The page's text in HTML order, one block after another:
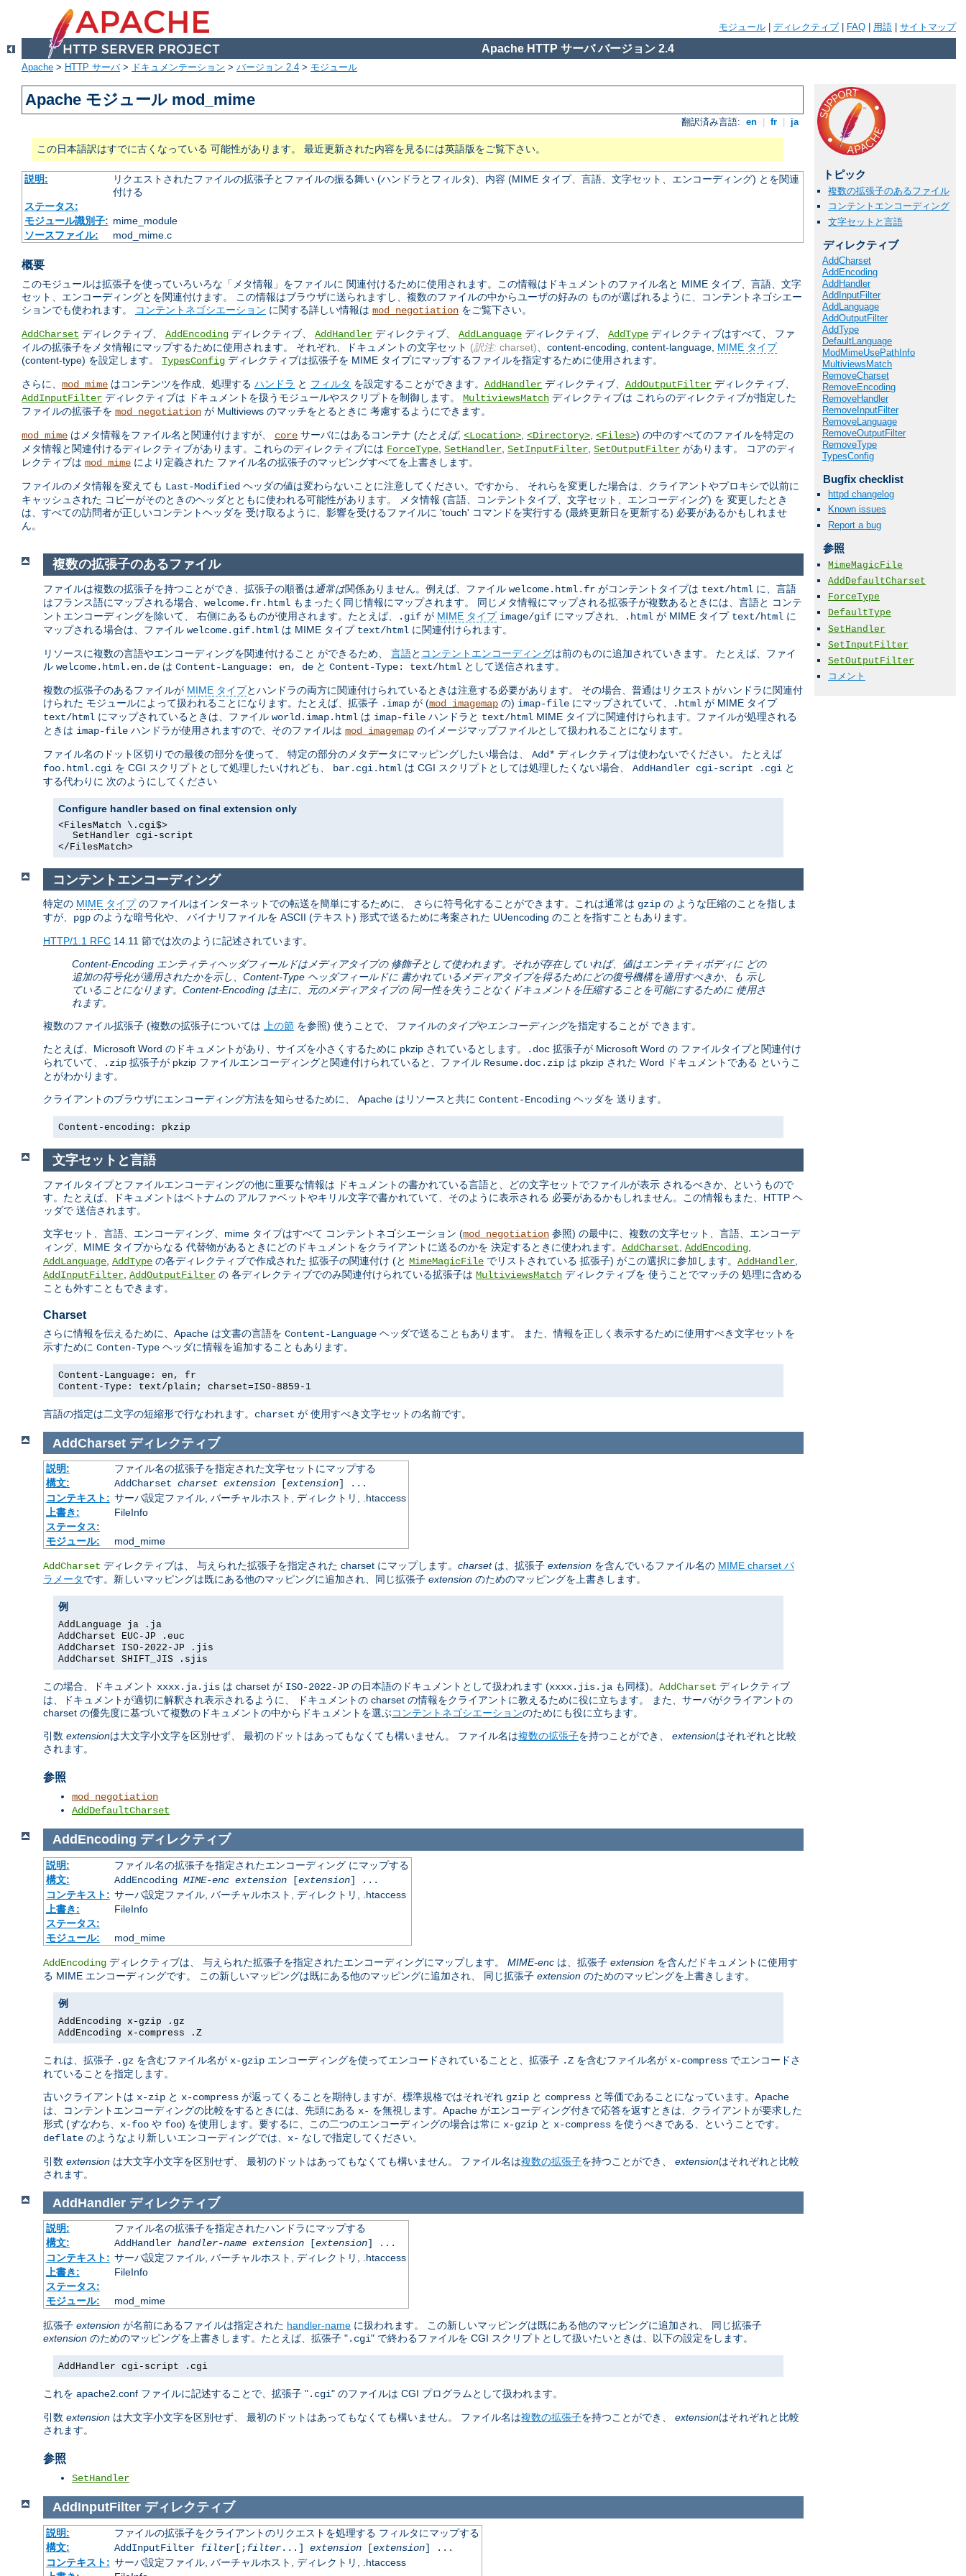
モジュール ディレクティブ FAQ 用語 サイトマップ
Apache HTTP サーバ バージョン 2.4
Apache > HTTP サーバ> ドキュメンテーション > バージョン 2.4 > モジュール
Apache モジュール mod_mime
翻訳済み言語: en fr ja
この日本語訳はすでに古くなっている 可能性があります。 最近更新された内容を見るには英語版をご覧下さい。
説明:
リクエストされたファイルの拡張子とファイルの振る舞い (ハンドラとフィルタ)、内容 (MIME タイプ、言語、文字セット、エンコーディング) とを関連
付ける
ステータス:
モジュール識別子: mime_module
ソースファイル:
mod_mime.c
概要
このモジュールは拡張子を使っていろいろな「メタ情報」をファイルに 関連付けるために使用されます。この情報はドキュメントのファイル名と MIME タイプ、言語、文字
セット、エンコーディングとを関連付けます。 この情報はブラウザに送られますし、複数のファイルの中からユーザの好みの ものが選ばれるように、コンテントネゴシエー
ションでも使われます。
コンテントネゴシエーション に関する詳しい情報は mod_negotiation をご覧下さい。
AddCharset ディレクティブ、 AddEncoding ディレクティブ、 AddHandler ディレクティブ、 AddLanguage ディレクティブ、 AddType ディレクティブはすべて、 ファ
イルの拡張子をメタ情報にマップするために使用されます。 それぞれ、ドキュメントの文字セット (訳注: charset)、content-encoding, content-language, MIME タイプ
(content-type) を設定します。 TypesConfig ディレクティブは拡張子を MIME タイプにマップするファイルを指定するために使用されます。
さらに、 mod_mime はコンテンツを作成、処理する ハンドラ と フィルタ を設定することができます。 AddHandler ディレクティブ、 AddOutputFilter ディレクティブ、
AddInputFilter ディレクティブは ドキュメントを扱うモジュールやスクリプトを制御します。 MultiviewsMatch ディレクティブは これらのディレクティブが指定した
ファイルの拡張子を mod_negotiation が Multiviews のマッチをとるときに 考慮するようにできます。
mod_mime はメタ情報をファイル名と関連付けますが、 core サーバにはあるコンテナ (たとえば, <Location>, <Directory>, <Files>) の中のすべてのファイルを特定の
メタ情報と関連付けるディレクティブがあります。これらのディレクティブには ForceType, SetHandler, SetInputFilter, SetOutputFilter があります。 コアのディ
レクティブは mod_mime により定義された ファイル名の拡張子のマッピングすべてを上書きします。
ファイルのメタ情報を変えても Last-Modified ヘッダの値は変わらないことに注意してください。ですから、 それらを変更した場合は、クライアントやプロキシで以前に
キャッシュされた コピーがそのときのヘッダとともに使われる可能性があります。 メタ情報 (言語、コンテントタイプ、文字セット、エンコーディング) を 変更したとき
は、すべての訪問者が正しいコンテントヘッダを 受け取るように、影響を受けるファイルに 'touch' コマンドを実行する (最終更新日を更新する) 必要があるかもしれませ
ん。
トピック
複数の拡張子のあるファイル
コンテントエンコーディング
文字セットと言語
ディレクティブ
AddCharset
AddEncoding
AddHandler
AddInputFilter
AddLanguage
AddOutputFilter
AddType
DefaultLanguage
ModMimeUsePathInfo
MultiviewsMatch
RemoveCharset
RemoveEncoding
RemoveHandler
RemoveInputFilter
RemoveLanguage
RemoveOutputFilter
RemoveType
TypesConfig
Bugfix checklist
httpd changelog
Known issues
Report a bug
参照
MimeMagicFile
AddDefaultCharset
ForceType
DefaultType
SetHandler
SetInputFilter
SetOutputFilter
コメント
複数の拡張子のあるファイル
ファイルは複数の拡張子を持つことができ、拡張子の順番は通常は関係ありません。例えば、ファイル welcome.html.fr がコンテントタイプは text/html に、言語
はフランス語にマップされる場合、 welcome.fr.html もまったく同じ情報にマップされます。 同じメタ情報にマップされる拡張子が複数あるときには、言語と コンテ
ントエンコーディングを除いて、 右側にあるものが使用されます。たとえば、
.gif が MIME タイプ image/gif にマップされ、 .html が MIME タイプ text/html に
マップされる場合は、ファイル welcome.gif.html は MIME タイプ text/html に関連付けられます。
リソースに複数の言語やエンコーディングを関連付けること ができるため、 言語と コンテントエンコーディングは前のものに追加されていきます。 たとえば、ファイ
ル welcome.html.en.de は Content-Language: en, de と Content-Type: text/html として送信されます。
複数の拡張子のあるファイルが MIME タイプとハンドラの両方に関連付けられているときは注意する必要があります。 その場合、普通はリクエストがハンドラに関連付
けられた モジュールによって扱われることになります。たとえば、拡張子 .imap が (mod_imagemap の) imap-file にマップされていて、 .html が MIME タイプ
text/html にマップされているときは、ファイル world.imap.html は imap-file ハンドラと text/html MIME タイプに関連付けられます。ファイルが処理される
ときは imap-file ハンドラが使用されますので、そのファイルは mod_imagemap のイメージマップファイルとして扱われることになります。
ファイル名のドット区切りでの最後の部分を使って、 特定の部分のメタデータにマッピングしたい場合は、 Add* ディレクティブは使わないでください。 たとえば
foo.html.cgi を CGI スクリプトとして処理したいけれども、 bar.cgi.html は CGI スクリプトとしては処理したくない場合、 AddHandler cgi-script .cgi と
する代わりに 次のようにしてください
Configure handler based on final extension only
<FilesMatch \.cgi$>
SetHandler cgi-script
</FilesMatch>
コンテントエンコーディング
特定の MIME タイプのファイルはインターネットでの転送を簡単にするために、 さらに符号化することができます。これは通常は gzip の ような圧縮のことを指しま
すが、 pgp のような暗号化や、 バイナリファイルを ASCII (テキスト) 形式で送るために考案された UUencoding のことを指すこともあります。
HTTP/1.1 RFC 14.11 節では次のように記述されています。
Content-Encoding エンティティヘッダフィールドはメディアタイプの 修飾子として使われます。それが存在していれば、値はエンティティボディに どの
追加の符号化が適用されたかを示し、Content-Type ヘッダフィールドに 書かれているメディアタイプを得るためにどの復号機構を適用すべきか、も 示し
ていることになります。Content-Encoding は主に、元のメディアタイプの 同一性を失うことなくドキュメントを圧縮することを可能にするために 使用さ
れます。
複数のファイル拡張子 (複数の拡張子については 上の節 を参照) 使うことで、 ファイルのタイプやエンコーディングを指定することが できます。
たとえば、Microsoft Word のドキュメントがあり、サイズを小さくするために pkzip されているとします。
.doc 拡張子が Microsoft Word の ファイルタイプと関連付け
られていて、
.zip 拡張子が pkzip ファイルエンコーディングと関連付けられていると、ファイル Resume.doc.zip は pkzip された Word ドキュメントである というこ
とがわかります。
クライアントのブラウザにエンコーディング方法を知らせるために、 Apache はリソースと共に Content-Encoding ヘッダを 送ります。
Content-encoding: pkzip
文字セットと言語
ファイルタイプとファイルエンコーディングの他に重要な情報は ドキュメントの書かれている言語と、どの文字セットでファイルが表示 されるべきか、というもので
す。たとえば、ドキュメントはベトナムの アルファベットやキリル文字で書かれていて、そのように表示される 必要があるかもしれません。この情報もまた、HTTP ヘ
ッダで 送信されます。
文字セット、言語、エンコーディング、mime タイプはすべて コンテントネゴシエーション (mod_negotiation 参照) の最中に、複数の文字セット、言語、エンコーデ
ィング、MIME タイプからなる 代替物があるときにどのドキュメントをクライアントに送るのかを 決定するときに使われます。 AddCharset AddEncoding
AddLanguage AddType の各ディレクティブで作成された 拡張子の関連付け (と MimeMagicFile でリストされている 拡張子) がこの選択に参加します。 AddHandler
AddInputFilter AddOutputFilter の 各ディレクティブでのみ関連付けられている拡張子は MultiviewsMatch ディレクティブを 使うことでマッチの 処理に含める
ことも外すこともできます。
Charset
さらに情報を伝えるために、Apache は文書の言語を Content-Language ヘッダで送ることもあります。 また、情報を正しく表示するために使用すべき文字セットを
示すために Conten-Type ヘッダに情報を追加することもあります。
Content-Language: en, fr
Content-Type: text/plain; charset=ISO-8859-1
言語の指定は二文字の短縮形で行なわれます。 charset が 使用すべき文字セットの名前です。
AddCharset ディレクティブ
説明:
ファイル名の拡張子を指定された文字セットにマップする
構文:
AddCharset charset extension[extension] ...
コンテキスト: サーバ設定ファイル, バーチャルホスト, ディレクトリ, .htaccess
上書き:
FileInfo
ステータス:
モジュール:
mod_mime
AddCharset ディレクティブは、 与えられた拡張子を指定された charset にマップします。 charsetは、拡張子 extension を含んでいるファイル名の MIME charset パ
ラメータです。新しいマッピングは既にある他のマッピングに追加され、同じ拡張子 extension のためのマッピングを上書きします。
例
AddLanguage ja .ja
AddCharset EUC-JP .euc
AddCharset ISO-2022-JP .jis
AddCharset SHIFT_JIS .sjis
この場合、ドキュメント xxxx.ja.jis は charset が ISO-2022-JP の日本語のドキュメントとして扱われます (xxxx.jis.ja も同様)。 AddCharset ディレクティブ
は、ドキュメントが適切に解釈され表示されるように、 ドキュメントの charset の情報をクライアントに教えるために役に立ちます。 また、サーバがクライアントの
charset の優先度に基づいて複数のドキュメントの中からドキュメントを選ぶコンテントネゴシエーションのためにも役に立ちます。
引数 extensionは大文字小文字を区別せず、 最初のドットはあってもなくても構いません。 ファイル名は複数の拡張子を持つことができ、 extensionはそれぞれと比較
されます。
参照
mod_negotiation
AddDefaultCharset
AddEncoding ディレクティブ
説明:
ファイル名の拡張子を指定されたエンコーディング にマップする
構文:
AddEncoding MIME-enc extension[extension] ...
コンテキスト: サーバ設定ファイル, バーチャルホスト, ディレクトリ, .htaccess
上書き:
FileInfo
ステータス:
モジュール:
mod_mime
AddEncoding ディレクティブは、 与えられた拡張子を指定されたエンコーディングにマップします。 MIME-enc は、拡張子 extension を含んだドキュメントに使用す
る MIME エンコーディングです。 この新しいマッピングは既にある他のマッピングに追加され、 同じ拡張子 extension のためのマッピングを上書きします。
例
AddEncoding x-gzip .gz
AddEncoding x-compress .Z
これは、拡張子 .gz を含むファイル名が x-gzip エンコーディングを使ってエンコードされていることと、拡張子 .Z を含むファイル名が x-compress でエンコードさ
れていることを指定します。
古いクライアントは x-zip と x-compress が返ってくることを期待しますが、標準規格ではそれぞれ gzip と compress と等価であることになっています。Apache
は、コンテントエンコーディングの比較をするときには、先頭にある x- を無視します。Apache がエンコーディング付きで応答を返すときは、クライアントが要求した
形式 (すなわち x-foo や foo) を使用します。要するに、この二つのエンコーディングの場合は常に x-gzip と x-compress を使うべきである、ということです。
deflate のようなより新しいエンコーディングでは、 x- なしで指定してください。
引数 extension は大文字小文字を区別せず、 最初のドットはあってもなくても構いません。 ファイル名は複数の拡張子を持つことができ、 extensionはそれぞれと比較
されます。
AddHandler ディレクティブ
説明:
ファイル名の拡張子を指定されたハンドラにマップする
構文:
AddHandler handler-name extension[extension] ...
コンテキスト: サーバ設定ファイル, バーチャルホスト, ディレクトリ, .htaccess
上書き:
FileInfo
ステータス:
モジュール:
mod_mime
拡張子 extension が名前にあるファイルは指定された handler-name に扱われます。 この新しいマッピングは既にある他のマッピングに追加され、 同じ拡張子
extension のためのマッピングを上書きします。たとえば、拡張子 ".cgi" で終わるファイルを CGI スクリプトとして扱いたいときは、以下の設定をします。
AddHandler cgi-script .cgi
これを apache2.conf ファイルに記述することで、拡張子 ".cgi" のファイルは CGI プログラムとして扱われます。
引数 extension は大文字小文字を区別せず、 最初のドットはあってもなくても構いません。 ファイル名は複数の拡張子を持つことができ、 extensionはそれぞれと比較
されます。
参照
SetHandler
AddInputFilter ディレクティブ
説明:
ファイルの拡張子をクライアントのリクエストを処理する フィルタにマップする
構文:
AddInputFilter filter[;filter...] extension[extension] ...
コンテキスト: サーバ設定ファイル, バーチャルホスト, ディレクトリ, .htaccess